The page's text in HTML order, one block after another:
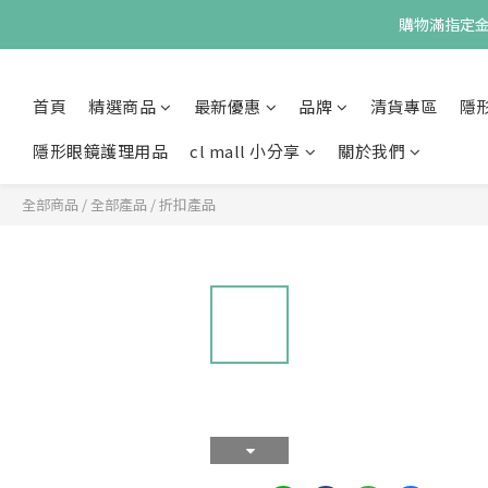
購物滿指定
首頁 精選商品 最新優惠 品牌 清貨專區
隱
隱形眼鏡護理用品
cl mall 小分享 關於我們
全部商品 / 全部產品 /折扣產品